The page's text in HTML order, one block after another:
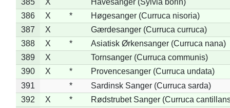
386
X *
Høgesanger (Curruca nisoria)
387
X
Gærdesanger (Curruca curruca)
388
X *
Asiatisk Ørkensanger (Curruca nana)
389
X
Tornsanger (Curruca communis)
390
X *
Provencesanger (Curruca undata)
391
*
Sardinsk Sanger (Curruca sarda)
392
X *
Rødstrubet Sanger (Curruca